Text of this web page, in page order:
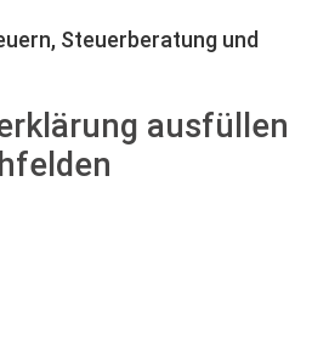
Steuerberatung und
ausfüllen